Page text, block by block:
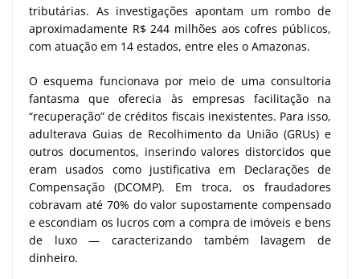
tributárias. As investigações apontam um rombo de
aproximadamente R$ 244 milhões aos cofres públicos,
com atuação em 14 estados, entre eles o Amazonas.
O esquema funcionava por meio de uma consultoria
fantasma que oferecia às empresas facilitação na
“recuperação” de créditos fiscais inexistentes. Para isso,
adulterava Guias de Recolhimento da União (GRUs) e
outros documentos, inserindo valores distorcidos que
eram usados como justificativa em Declarações de
Compensação (DCOMP). Em troca, os fraudadores
cobravam até 70% do valor supostamente compensado
e escondiam os lucros com a compra de imóveis e bens
de luxo — caracterizando também lavagem de
dinheiro.